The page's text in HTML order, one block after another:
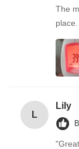
The
L
Lily